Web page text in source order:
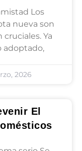
Los
nueva son
Ya
adoptado,
2026
El